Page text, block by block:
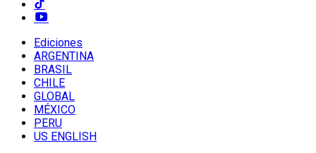
Ediciones
ARGENTINA
BRASIL
CHILE
GLOBAL
MÉXICO
PERU
US ENGLISH